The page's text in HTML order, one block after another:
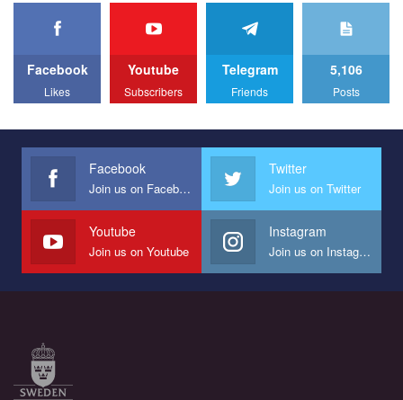
Facebook
Likes
Youtube
Subscribers
Telegram
Friends
5,106
Posts
Facebook
Join us on Facebook
Twitter
Join us on Twitter
Youtube
Join us on Youtube
Instagram
Join us on Instagram